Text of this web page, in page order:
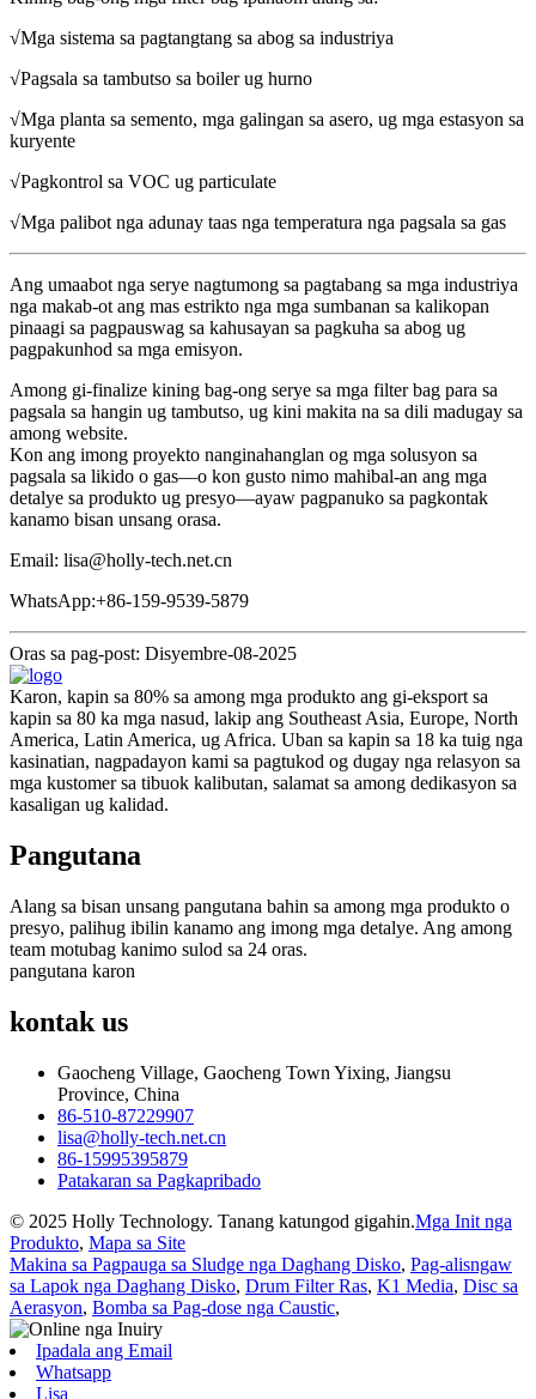
√Mga sistema sa pagtangtang sa abog sa industriya
√Pagsala sa tambutso sa boiler ug hurno
√Mga planta sa semento, mga galingan sa asero, ug mga estasyon sa
kuryente
√Pagkontrol sa VOC ug particulate
√Mga palibot nga adunay taas nga temperatura nga pagsala sa gas
Ang umaabot nga serye nagtumong sa pagtabang sa mga industriya
nga makab-ot ang mas estrikto nga mga sumbanan sa kalikopan
pinaagi sa pagpauswag sa kahusayan sa pagkuha sa abog ug
pagpakunhod sa mga emisyon.
Among gi-finalize kining bag-ong serye sa mga filter bag para sa
pagsala sa hangin ug tambutso, ug kini makita na sa dili madugay sa
among website.
Kon ang imong proyekto nanginahanglan og mga solusyon sa
pagsala sa likido o gas—o kon gusto nimo mahibal-an ang mga
detalye sa produkto ug presyo—ayaw pagpanuko sa pagkontak
kanamo bisan unsang orasa.
Email: lisa@holly-tech.net.cn
WhatsApp:+86-159-9539-5879
Oras sa pag-post: Disyembre-08-2025
Karon, kapin sa 80% sa among mga produkto ang gi-eksport sa
kapin sa 80 ka mga nasud, lakip ang Southeast Asia, Europe, North
America, Latin America, ug Africa. Uban sa kapin sa 18 ka tuig nga
kasinatian, nagpadayon kami sa pagtukod og dugay nga relasyon sa
mga kustomer sa tibuok kalibutan, salamat sa among dedikasyon sa
kasaligan ug kalidad.
Pangutana
Alang sa bisan unsang pangutana bahin sa among mga produkto o
presyo, palihug ibilin kanamo ang imong mga detalye. Ang among
team motubag kanimo sulod sa 24 oras.
pangutana karon
kontak us
Gaocheng Village, Gaocheng Town Yixing, Jiangsu
Province, China
86-510-87229907
lisa@holly-tech.net.cn
86-15995395879
Patakaran sa Pagkapribado
© 2025 Holly Technology. Tanang katungod gigahin.Mga Init nga
Produkto, Mapa sa Site
Makina sa Pagpauga sa Sludge nga Daghang Disko, Pag-alisngaw
sa Lapok nga Daghang Disko, Drum Filter Ras, K1 Media, Disc sa
Aerasyon, Bomba sa Pag-dose nga Caustic,
Ipadala ang Email
Whatsapp
Lisa